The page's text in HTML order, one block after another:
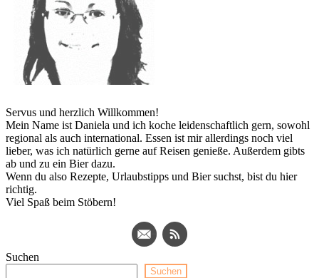
Servus und herzlich Willkommen!
Mein Name ist Daniela und ich koche leidenschaftlich gern, sowohl
regional als auch international. Essen ist mir allerdings noch viel
lieber, was ich natürlich gerne auf Reisen genieße. Außerdem gibts
ab und zu ein Bier dazu.
Wenn du also Rezepte, Urlaubstipps und Bier suchst, bist du hier
richtig.
Viel Spaß beim Stöbern!
Suchen
Suchen